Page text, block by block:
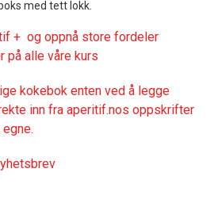
med tett lokk.
+ og oppnå store fordeler
på alle våre kurs
kokebok enten ved å legge
inn fra aperitif.nos oppskrifter